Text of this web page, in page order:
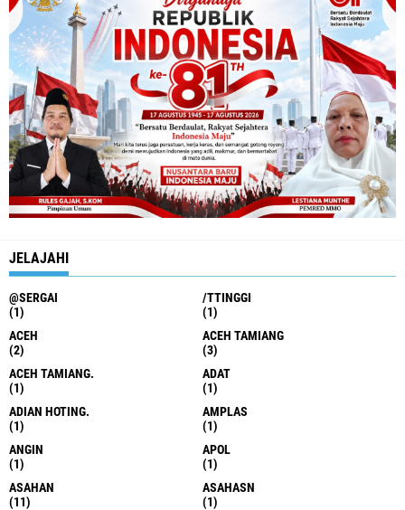
JELAJAHI
@SERGAI
(1)
/TTINGGI
(1)
ACEH
(2)
ACEH TAMIANG
(3)
ACEH TAMIANG.
(1)
ADAT
(1)
ADIAN HOTING.
(1)
AMPLAS
(1)
ANGIN
(1)
APOL
(1)
ASAHAN
(11)
ASAHASN
(1)